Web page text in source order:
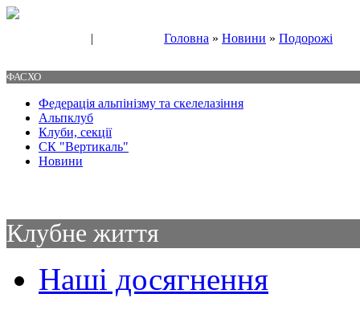
| Головна » Новини » Подорожі
ФАСХО
Федерація альпінізму та скелелазіння
Альпклуб
Клуби, секції
СК "Вертикаль"
Новини
Клубне життя
Наші досягнення